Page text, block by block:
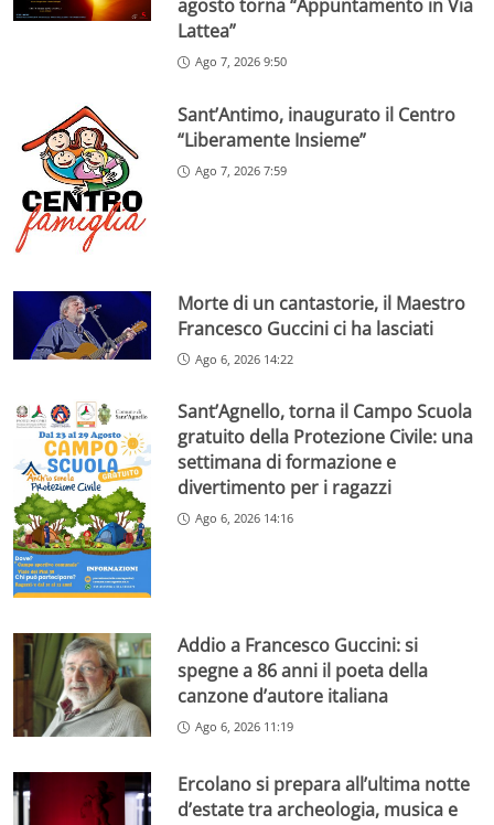
agosto torna “Appuntamento in Via
Lattea”
Ago 7, 2026 9:50
Sant’Antimo, inaugurato il Centro
“Liberamente Insieme”
Ago 7, 2026 7:59
Morte di un cantastorie, il Maestro
Francesco Guccini ci ha lasciati
Ago 6, 2026 14:22
Sant’Agnello, torna il Campo Scuola
gratuito della Protezione Civile: una
settimana di formazione e
divertimento per i ragazzi
Ago 6, 2026 14:16
Addio a Francesco Guccini: si
spegne a 86 anni il poeta della
canzone d’autore italiana
Ago 6, 2026 11:19
Ercolano si prepara all’ultima notte
d’estate tra archeologia, musica e